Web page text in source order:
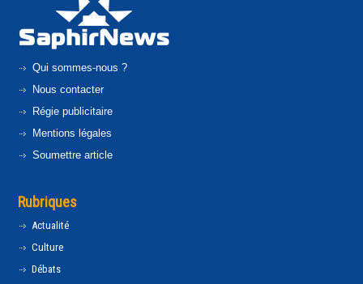
Qui sommes-nous ?
Nous contacter
Régie publicitaire
Mentions légales
Soumettre article
Rubriques
Actualité
Culture
Débats